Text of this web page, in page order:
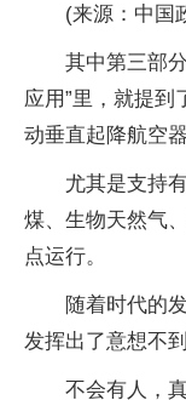
(来源：中国
其中第三部
应用”里，就提到
动垂直起降航空
尤其是支持
煤、生物天然气
点运行。
随着时代的
发挥出了意想不
不会有人，